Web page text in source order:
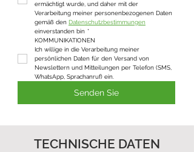
ermächtigt wurde, und daher mit der
Verarbeitung meiner personenbezogenen Daten
gemäß den Datenschutzbestimmungen
einverstanden bin *
KOMMUNIKATIONEN
Ich willige in die Verarbeitung meiner
persönlichen Daten für den Versand von
Newslettern und Mitteilungen per Telefon (SMS,
WhatsApp, Sprachanruf) ein.
Senden Sie
TECHNISCHE DATEN